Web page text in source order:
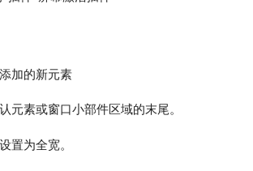
加的新元素
元素或窗口小部件区域的末尾。
置为全宽。